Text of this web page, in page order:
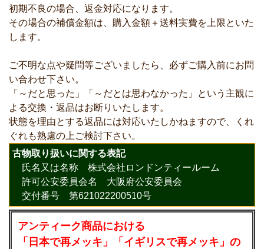
初期不良の場合、返金対応になります。
その場合の補償金額は、購入金額＋送料実費を上限といた
します。
ご不明な点や疑問等ございましたら、必ずご購入前にお問
い合わせ下さい。
「～だと思った」「～だとは思わなかった」という主観に
よる交換・返品はお断りいたします。
状態を理由とする返品には対応いたしかねますので、くれ
ぐれも熟慮の上ご検討下さい。
古物取り扱いに関する表記
氏名又は名称 株式会社ロンドンティールーム
許可公安委員会名 大阪府公安委員会
交付番号 第621022200510号
アンティーク商品における
「日本で再メッキ」「イギリスで再メッキ」の